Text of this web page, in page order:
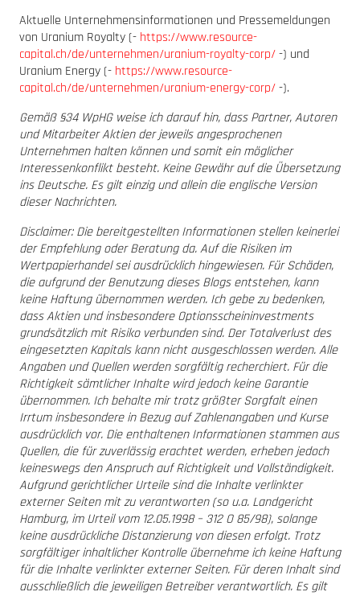
Aktuelle Unternehmensinformationen und Pressemeldungen
von Uranium Royalty (- https://www.resource-
capital.ch/de/unternehmen/uranium-royalty-corp/-) und
Uranium Energy (- https://www.resource-
capital.ch/de/unternehmen/uranium-energy-corp/-).
Gemäß §34 WpHG weise ich darauf hin, dass Partner, Autoren
und Mitarbeiter Aktien der jeweils angesprochenen
Unternehmen halten können und somit ein möglicher
Interessenkonflikt besteht. Keine Gewähr auf die Übersetzung
ins Deutsche. Es gilt einzig und allein die englische Version
dieser Nachrichten.
Disclaimer: Die bereitgestellten Informationen stellen keinerlei
der Empfehlung oder Beratung da. Auf die Risiken im
Wertpapierhandel sei ausdrücklich hingewiesen. Für Schäden,
die aufgrund der Benutzung dieses Blogs entstehen, kann
keine Haftung übernommen werden. Ich gebe zu bedenken,
dass Aktien und insbesondere Optionsscheininvestments
grundsätzlich mit Risiko verbunden sind. Der Totalverlust des
eingesetzten Kapitals kann nicht ausgeschlossen werden. Alle
Angaben und Quellen werden sorgfältig recherchiert. Für die
Richtigkeit sämtlicher Inhalte wird jedoch keine Garantie
übernommen. Ich behalte mir trotz größter Sorgfalt einen
Irrtum insbesondere in Bezug auf Zahlenangaben und Kurse
ausdrücklich vor. Die enthaltenen Informationen stammen aus
Quellen, die für zuverlässig erachtet werden, erheben jedoch
keineswegs den Anspruch auf Richtigkeit und Vollständigkeit.
Aufgrund gerichtlicher Urteile sind die Inhalte verlinkter
externer Seiten mit zu verantworten (so u.a. Landgericht
Hamburg, im Urteil vom 12.05.1998 – 312 O 85/98), solange
keine ausdrückliche Distanzierung von diesen erfolgt. Trotz
sorgfältiger inhaltlicher Kontrolle übernehme ich keine Haftung
für die Inhalte verlinkter externer Seiten. Für deren Inhalt sind
ausschließlich die jeweiligen Betreiber verantwortlich. Es gilt